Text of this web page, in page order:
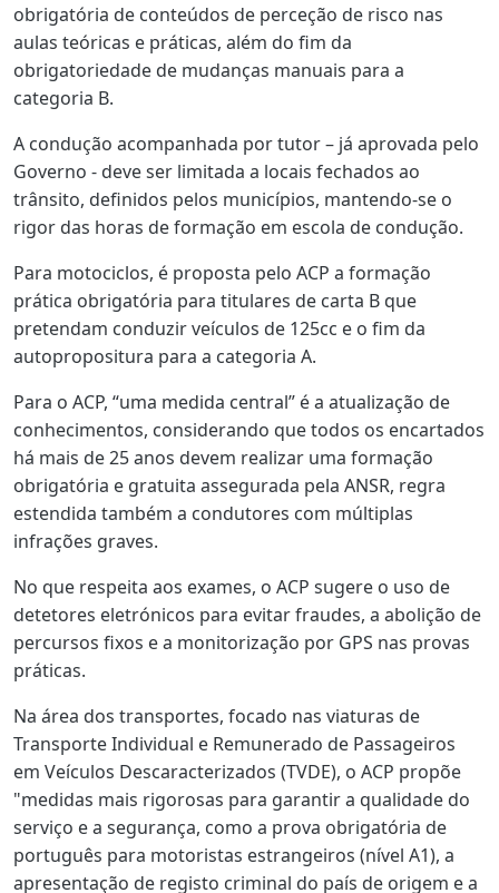
obrigatória de conteúdos de perceção de risco nas
aulas teóricas e práticas, além do fim da
obrigatoriedade de mudanças manuais para a
categoria B.
A condução acompanhada por tutor – já aprovada pelo
Governo - deve ser limitada a locais fechados ao
trânsito, definidos pelos municípios, mantendo-se o
rigor das horas de formação em escola de condução.
Para motociclos, é proposta pelo ACP a formação
prática obrigatória para titulares de carta B que
pretendam conduzir veículos de 125cc e o fim da
autopropositura para a categoria A.
Para o ACP, “uma medida central” é a atualização de
conhecimentos, considerando que todos os encartados
há mais de 25 anos devem realizar uma formação
obrigatória e gratuita assegurada pela ANSR, regra
estendida também a condutores com múltiplas
infrações graves.
No que respeita aos exames, o ACP sugere o uso de
detetores eletrónicos para evitar fraudes, a abolição de
percursos fixos e a monitorização por GPS nas provas
práticas.
Na área dos transportes, focado nas viaturas de
Transporte Individual e Remunerado de Passageiros
em Veículos Descaracterizados (TVDE), o ACP propõe
"medidas mais rigorosas para garantir a qualidade do
serviço e a segurança, como a prova obrigatória de
português para motoristas estrangeiros (nível A1), a
apresentação de registo criminal do país de origem e a